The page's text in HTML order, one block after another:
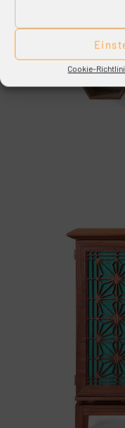
Cookie-